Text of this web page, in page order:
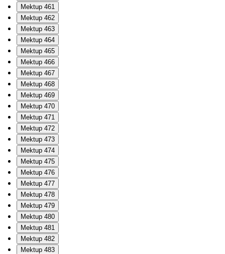
Mektup 461
Mektup 462
Mektup 463
Mektup 464
Mektup 465
Mektup 466
Mektup 467
Mektup 468
Mektup 469
Mektup 470
Mektup 471
Mektup 472
Mektup 473
Mektup 474
Mektup 475
Mektup 476
Mektup 477
Mektup 478
Mektup 479
Mektup 480
Mektup 481
Mektup 482
Mektup 483